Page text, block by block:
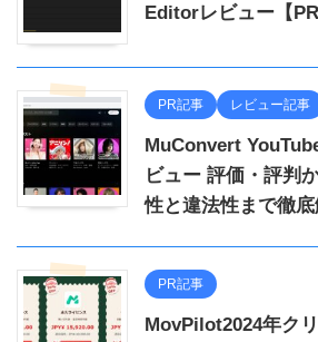
Editorレビュー【PR
PR記事 レビュー記事
MuConvert
ビュー 評価・評判
性と違法性まで徹底
PR記事
MovPilot2024年ク